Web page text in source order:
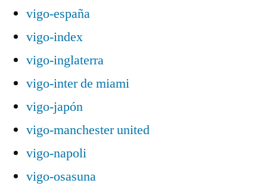
vigo-españa
vigo-index
vigo-inglaterra
vigo-inter de miami
vigo-japón
vigo-manchester united
vigo-napoli
vigo-osasuna